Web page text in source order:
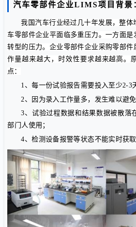
汽车零部件企业LIMS项目背景
我国汽车行业经过几十年发展，整体
车零部件企业平面临多重压力。一方面是
转型的压力。企业零部件企业采购零部件
作量越来越大，时效性要求越来越高。
点：
1、每一份试验报告需要投入至少2-3
2、因为录入工作量多，发生难以避免
3、试验过程数据和结果数据被散落
部门人使用；
4、检测设备报警等状态不能实时获